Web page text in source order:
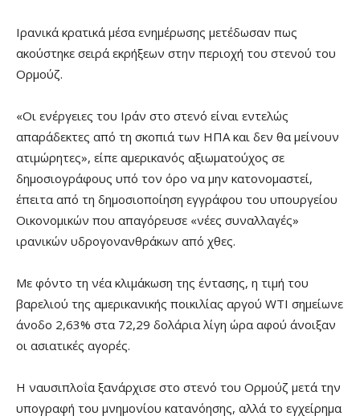
Ιρανικά κρατικά μέσα ενημέρωσης μετέδωσαν πως
ακούστηκε σειρά εκρήξεων στην περιοχή του στενού του
Ορμούζ.
«Οι ενέργειες του Ιράν στο στενό είναι εντελώς
απαράδεκτες από τη σκοπιά των ΗΠΑ και δεν θα μείνουν
ατιμώρητες», είπε αμερικανός αξιωματούχος σε
δημοσιογράφους υπό τον όρο να μην κατονομαστεί,
έπειτα από τη δημοσιοποίηση εγγράφου του υπουργείου
Οικονομικών που απαγόρευσε «νέες συναλλαγές»
ιρανικών υδρογονανθράκων από χθες.
Με φόντο τη νέα κλιμάκωση της έντασης, η τιμή του
βαρελιού της αμερικανικής ποικιλίας αργού WTI σημείωνε
άνοδο 2,63% στα 72,29 δολάρια λίγη ώρα αφού άνοιξαν
οι ασιατικές αγορές.
Η ναυσιπλοΐα ξανάρχισε στο στενό του Ορμούζ μετά την
υπογραφή του μνημονίου κατανόησης, αλλά το εγχείρημα